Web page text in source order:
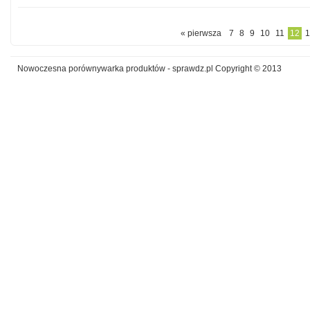
« pierwsza 7 8 9 10 11 12
Nowoczesna porównywarka produktów - sprawdz.pl Copyright © 2013